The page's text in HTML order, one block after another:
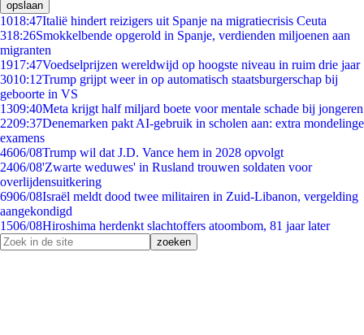
opslaan
1018:47Italië hindert reizigers uit Spanje na migratiecrisis Ceuta
318:26Smokkelbende opgerold in Spanje, verdienden miljoenen aan
migranten
1917:47Voedselprijzen wereldwijd op hoogste niveau in ruim drie jaar
3010:12Trump grijpt weer in op automatisch staatsburgerschap bij
geboorte in VS
1309:40Meta krijgt half miljard boete voor mentale schade bij jongeren
2209:37Denemarken pakt AI-gebruik in scholen aan: extra mondelinge
examens
4606/08Trump wil dat J.D. Vance hem in 2028 opvolgt
2406/08'Zwarte weduwes' in Rusland trouwen soldaten voor
overlijdensuitkering
6906/08Israël meldt dood twee militairen in Zuid-Libanon, vergelding
aangekondigd
1506/08Hiroshima herdenkt slachtoffers atoombom, 81 jaar later